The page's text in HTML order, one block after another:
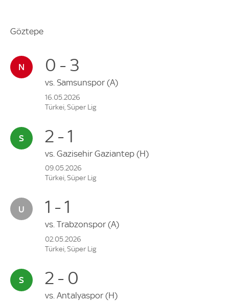
Göztepe
0 - 3
vs. Samsunspor (A)
16.05.2026
Türkei, Süper Lig
2 - 1
vs. Gazisehir Gaziantep (H)
09.05.2026
Türkei, Süper Lig
1 - 1
vs. Trabzonspor (A)
02.05.2026
Türkei, Süper Lig
2 - 0
vs. Antalyaspor (H)